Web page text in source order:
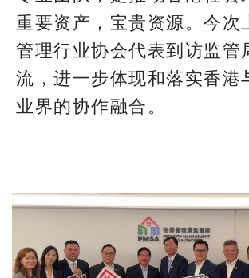
重要资产，宝贵资源。今次
管理行业协会代表到访监管
流，进一步体现和落实香港
业界的协作融合。